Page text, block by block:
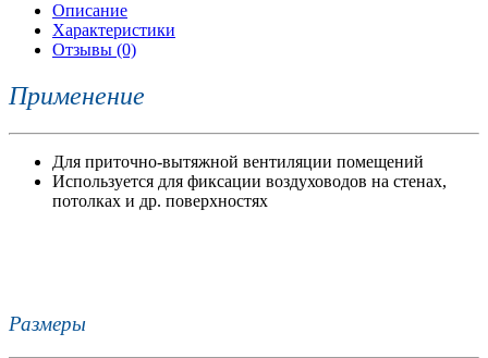
Описание
Характеристики
Отзывы (0)
Применение
Для приточно-вытяжной вентиляции помещений
Используется для фиксации воздуховодов на стенах,
потолках и др. поверхностях
Размеры